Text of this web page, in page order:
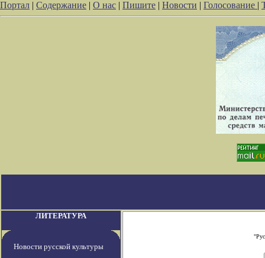
Портал | Содержание | О нас | Пишите | Новости | Голосование |
ЛИТЕРАТУРА
Новости русской культуры